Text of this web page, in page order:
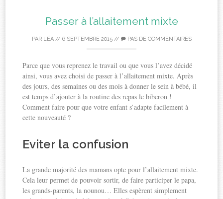
Passer à l’allaitement mixte
PAR LÉA// 6 SEPTEMBRE 2015// PAS DE COMMENTAIRES
Parce que vous reprenez le travail ou que vous l’avez décidé
ainsi, vous avez choisi de passer à l’allaitement mixte. Après
des jours, des semaines ou des mois à donner le sein à bébé, il
est temps d’ajouter à la routine des repas le biberon !
Comment faire pour que votre enfant s’adapte facilement à
cette nouveauté ?
Eviter la confusion
La grande majorité des mamans opte pour l’allaitement mixte.
Cela leur permet de pouvoir sortir, de faire participer le papa,
les grands-parents, la nounou… Elles espèrent simplement